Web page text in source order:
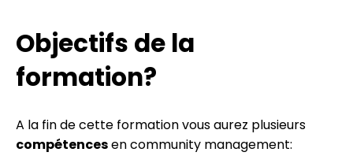
Objectifs de la
formation?
A la fin de cette formation vous aurez plusieurs
compétencesen community management: